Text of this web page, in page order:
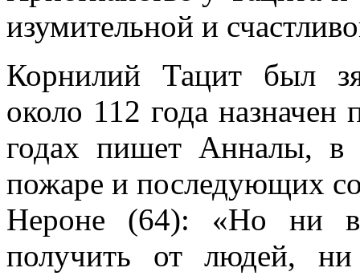
изумительной и
Корнилий Тацит был
около 112 года
годах пишет Анналы, в
пожаре и последующих
Нероне (64): «Но ни
получить от людей, ни